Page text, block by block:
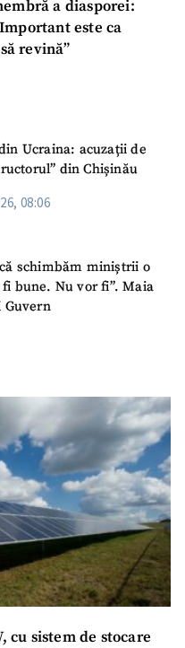
a diasporei:
este ca
revină”
Ucraina: acuzații de
din Chișinău
08:06
schimbăm miniștrii o
bune. Nu vor fi”. Maia
Guvern
cu sistem de stocare